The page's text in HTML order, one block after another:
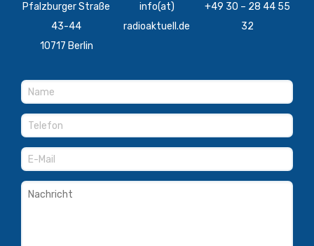
Pfalzburger Straße
43-44
10717 Berlin
info(at)
radioaktuell.de
+49 30 – 28 44 55
32